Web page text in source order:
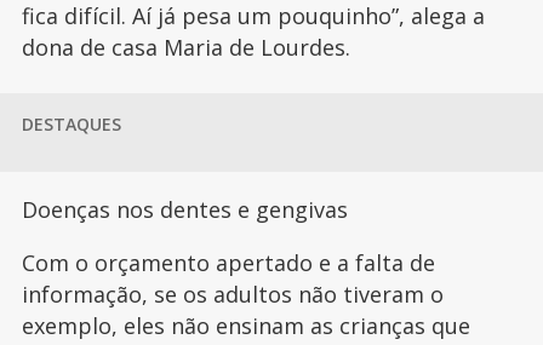
fica difícil. Aí já pesa um pouquinho”, alega a
dona de casa Maria de Lourdes.
DESTAQUES
Doenças nos dentes e gengivas
Com o orçamento apertado e a falta de
informação, se os adultos não tiveram o
exemplo, eles não ensinam as crianças que